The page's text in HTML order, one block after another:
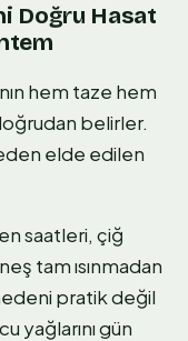
Doğru Hasat
hem taze hem
belirler.
elde edilen
saatleri, çiğ
tam ısınmadan
pratik değil
yağlarını gün